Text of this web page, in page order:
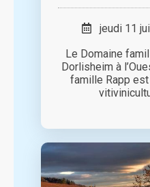
jeudi 11
Le Domaine
Dorlisheim à
famille Rapp